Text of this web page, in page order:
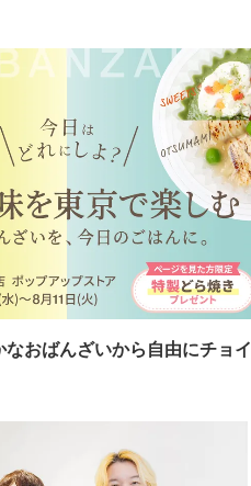
おばんざいから自由にチョイ